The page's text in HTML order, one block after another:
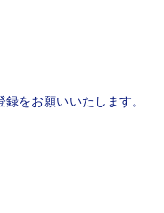
をお願いいたします。